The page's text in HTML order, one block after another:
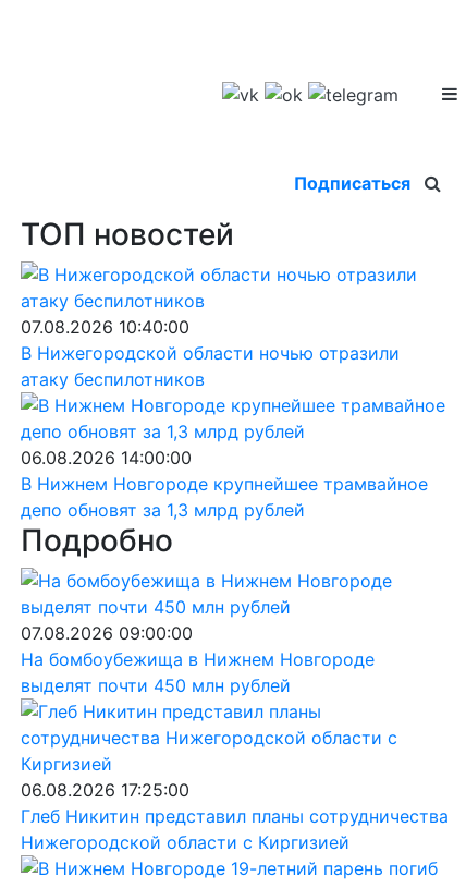
Подписаться
ТОП новостей
07.08.2026 10:40:00
В Нижегородской области ночью отразили
атаку беспилотников
06.08.2026 14:00:00
В Нижнем Новгороде крупнейшее трамвайное
депо обновят за 1,3 млрд рублей
Подробно
07.08.2026 09:00:00
На бомбоубежища в Нижнем Новгороде
выделят почти 450 млн рублей
06.08.2026 17:25:00
Глеб Никитин представил планы сотрудничества
Нижегородской области с Киргизией